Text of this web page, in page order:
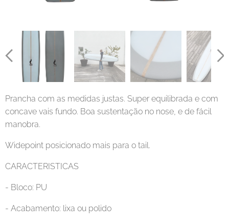
Prancha com as medidas justas. Super equilibrada e com
concave vais fundo. Boa sustentação no nose, e de fácil
manobra.
Widepoint posicionado mais para o tail.
CARACTERISTICAS
- Bloco: PU
- Acabamento: lixa ou polido